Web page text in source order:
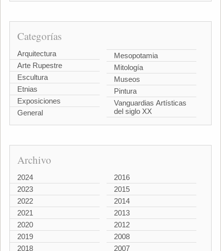
Categorías
Arquitectura
Arte Rupestre
Escultura
Etnias
Exposiciones
General
Mesopotamia
Mitología
Museos
Pintura
Vanguardias Artísticas
del siglo XX
Archivo
2024
2023
2022
2021
2020
2019
2018
2016
2015
2014
2013
2012
2008
2007